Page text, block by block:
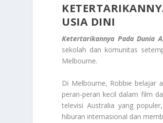
USIA DINI
Ketertarikannya Pada Dunia
sekolah dan komunitas
Melbourne.
Di Melbourne, Robbie belajar
peran-peran kecil dalam film
televisi Australia yang
hiburan internasional dan